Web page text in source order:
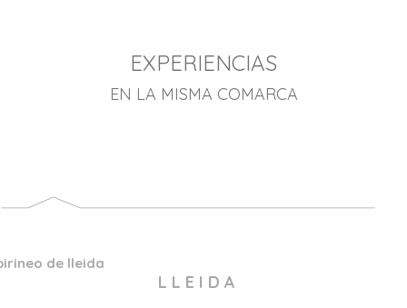
EXPERIENCIAS
EN LA MISMA COMARCA
de lleida
L L E I D A